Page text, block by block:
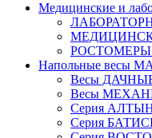
Медицинские и
РОСТОМЕРЫ
Напольные весы
Весы
Весы
Серия
Серия